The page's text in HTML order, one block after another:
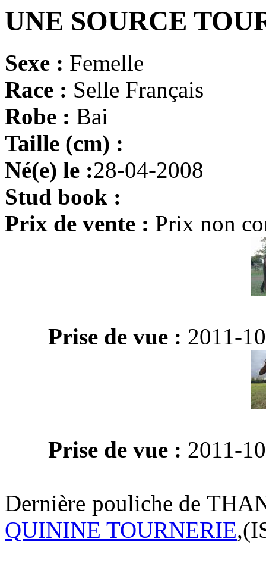
UNE SOURCE
Sexe : Femelle
Race : Selle Français
Robe : Bai
Taille (cm) :
Né(e) le :28-04-2008
Stud book :
Prix de vente : Prix non
Prise de vue : 2011-
Prise de vue : 2011-
Dernière pouliche de
QUININE TOURNERIE